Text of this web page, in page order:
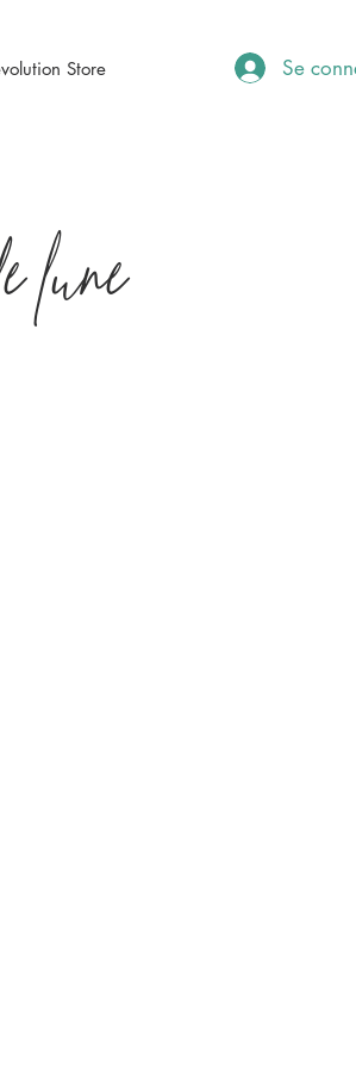
Store Se
lune